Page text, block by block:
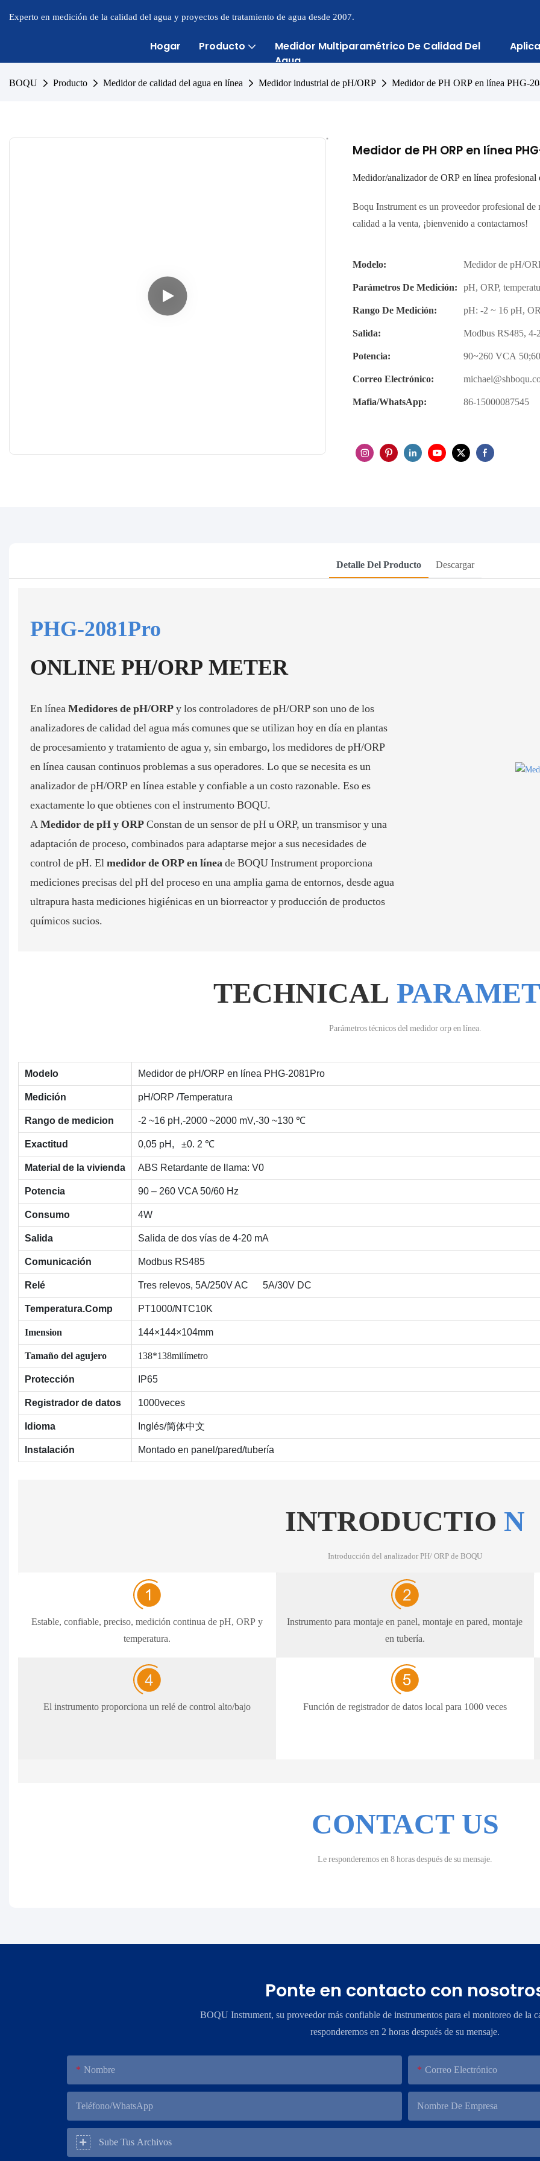
Experto en medición de la calidad del agua y proyectos de tratamiento de agua desde 2007.
Hogar Producto
Medidor Multiparamétrico De Calidad Del
Agua
BOQU Producto Medidor de calidad del agua en línea Medidor industrial de pH/ORP Medidor de PH ORP en línea PHG-
Medidor de PH ORP en línea
Medidor/analizador de ORP en línea profesional
Boqu Instrument es un proveedor profesional
calidad a la venta, ¡bienvenido a contactarnos!
Modelo:
Medidor de pH/
Parámetros De Medición: pH, ORP,
Rango De Medición:
pH: -2 ~ 16 pH,
Salida:
Modbus RS485, 4-
Potencia:
90~260 VCA
Correo Electrónico:
Mafia/WhatsApp:
86-15000087545
Detalle Del Producto Descargar
PHG-2081Pro
ONLINE PH/ORP METER
En líneaMedidores de pH/ORPy los controladores de pH/ORP son uno de los
analizadores de calidad del agua más comunes que se utilizan hoy en día en plantas
de procesamiento y tratamiento de agua y, sin embargo, los medidores de pH/ORP
en línea causan continuos problemas a sus operadores. Lo que se necesita es un
analizador de pH/ORP en línea estable y confiable a un costo razonable. Eso es
exactamente lo que obtienes con el instrumento BOQU.
AMedidor de pH y ORPConstan de un sensor de pH u ORP, un transmisor y una
adaptación de proceso, combinados para adaptarse mejor a sus necesidades de
control de pH. Elmedidor de ORP en líneade BOQU Instrument proporciona
mediciones precisas del pH del proceso en una amplia gama de entornos, desde agua
ultrapura hasta mediciones higiénicas en un biorreactor y producción de productos
químicos sucios.
TECHNICAL
Parámetros técnicos del medidor orp en línea.
Modelo Medidor de pH/ORP en línea PHG-2081Pro
Medición pH/ORP /Temperatura
Rango de medicion -2 ~16 pH,-2000 ~2000 mV,-30 ~130 ℃
Exactitud 0,05 pH, ±0. 2 ℃
Material de la vivienda ABS Retardante de llama: V0
Potencia 90 – 260 VCA 50/60 Hz
Consumo 4W
Salida Salida de dos vías de 4-20 mA
Comunicación Modbus RS485
Relé Tres relevos, 5A/250V AC 5A/30V DC
Temperatura.Comp PT1000/NTC10K
Imension 144×144×104mm
Tamaño del agujero 138*138milímetro
Protección IP65
Registrador de datos 1000veces
Idioma Inglés/简体中文
Instalación Montado en panel/pared/tubería
INTRODUCTIO N
Introducción del analizador PH/ ORP de BOQU
Estable, confiable, preciso, medición continua de pH, ORP y
temperatura.
Instrumento para montaje en panel, montaje en pared, montaje
en tubería.
El instrumento proporciona un relé de control alto/bajo Función de registrador de datos local para 1000 veces
CONTACT US
Le responderemos en 8 horas después de su mensaje.
Ponte en contacto con
BOQU Instrument, su proveedor más confiable de instrumentos para el monitoreo de la
responderemos en 2 horas después de su mensaje.
Nombre Correo Electrónico
Teléfono/WhatsApp Nombre De Empresa
Sube Tus Archivos